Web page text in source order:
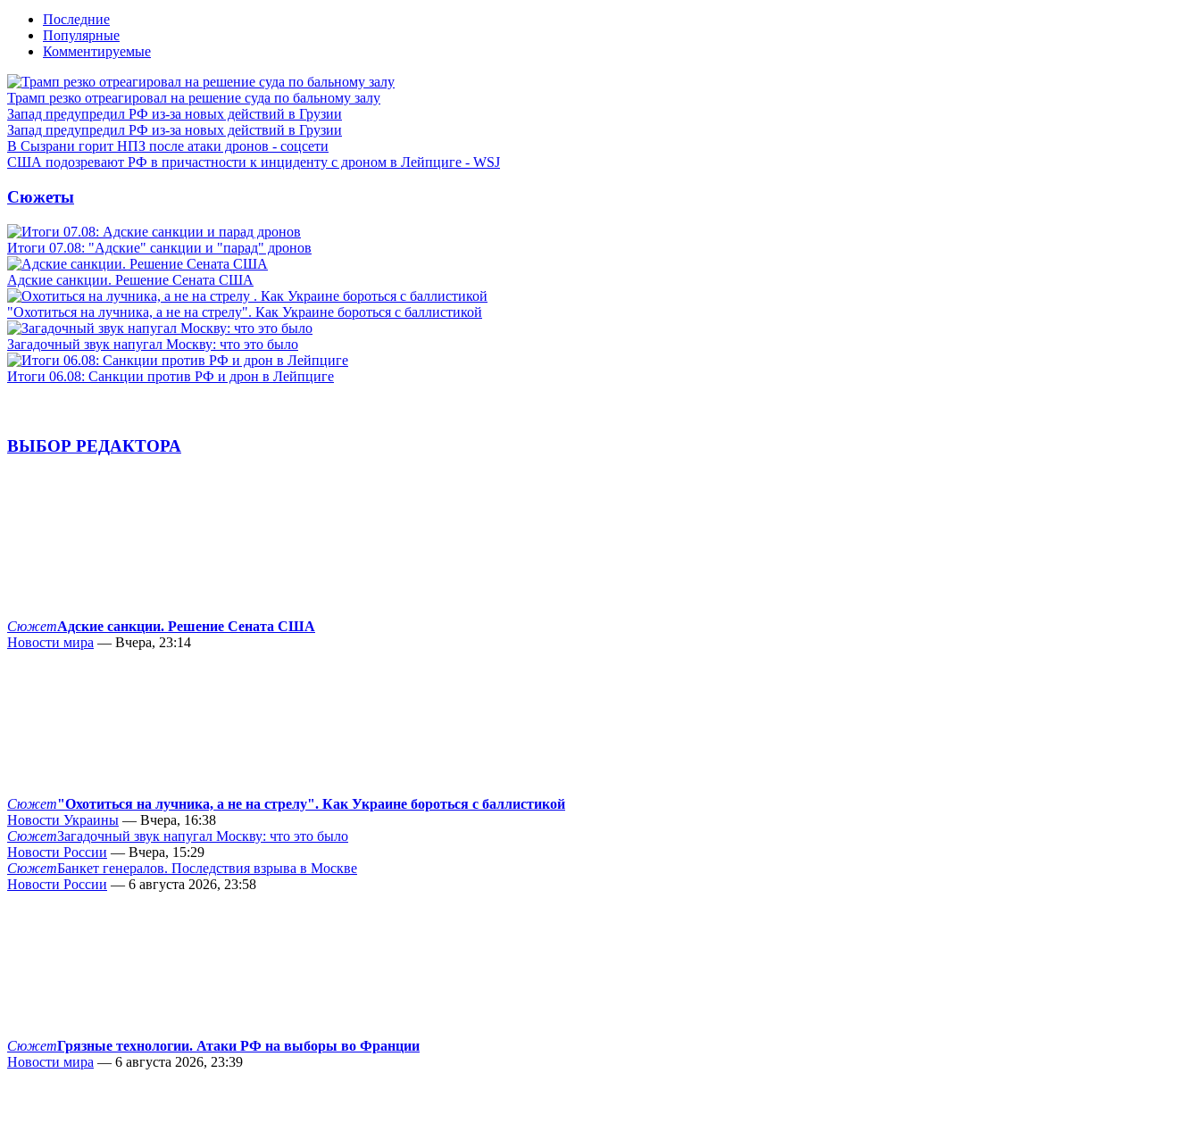
Последние
Популярные
Комментируемые
Трамп резко отреагировал на решение суда по бальному залу
Запад предупредил РФ из-за новых действий в Грузии
Запад предупредил РФ из-за новых действий в Грузии
В Сызрани горит НПЗ после атаки дронов - соцсети
США подозревают РФ в причастности к инциденту с дроном в Лейпциге - WSJ
Сюжеты
Итоги 07.08: "Адские" санкции и "парад" дронов
Адские санкции. Решение Сената США
"Охотиться на лучника, а не на стрелу". Как Украине бороться с баллистикой
Загадочный звук напугал Москву: что это было
Итоги 06.08: Санкции против РФ и дрон в Лейпциге
ВЫБОР РЕДАКТОРА
СюжетАдские санкции. Решение Сената США
Новости мира — Вчера, 23:14
Сюжет"Охотиться на лучника, а не на стрелу". Как Украине бороться с баллистикой
Новости Украины — Вчера, 16:38
СюжетЗагадочный звук напугал Москву: что это было
Новости России — Вчера, 15:29
СюжетБанкет генералов. Последствия взрыва в Москве
Новости России — 6 августа 2026, 23:58
СюжетГрязные технологии. Атаки РФ на выборы во Франции
Новости мира — 6 августа 2026, 23:39